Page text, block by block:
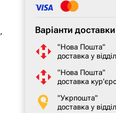
Варіанти
"Нова Пошта"
доставка у
"Нова Пошта"
доставка
"Укрпошта"
доставка у